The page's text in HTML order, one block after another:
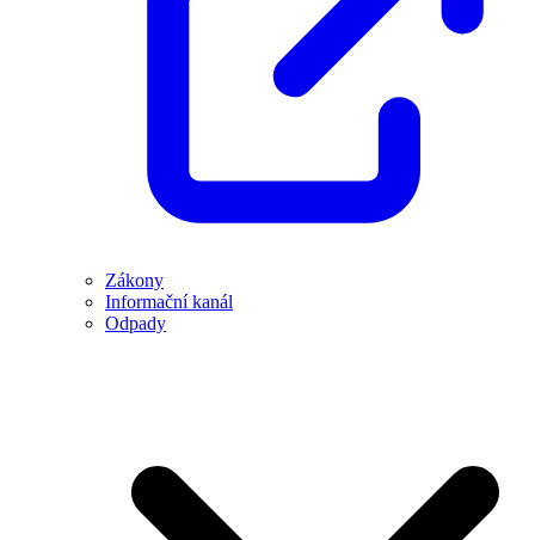
Zákony
Informační kanál
Odpady